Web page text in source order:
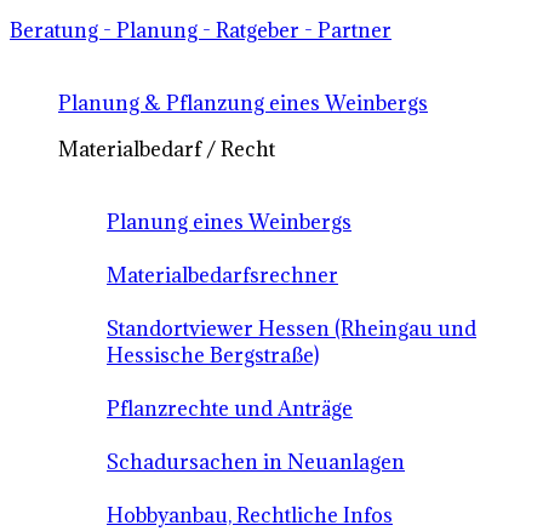
Beratung - Planung - Ratgeber - Partner
Planung & Pflanzung eines Weinbergs
Materialbedarf / Recht
Planung eines Weinbergs
Materialbedarfsrechner
Standortviewer Hessen (Rheingau und
Hessische Bergstraße)
Pflanzrechte und Anträge
Schadursachen in Neuanlagen
Hobbyanbau, Rechtliche Infos